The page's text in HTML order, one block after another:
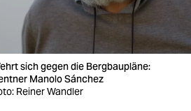
sich gegen die Bergbaupläne:
Manolo Sánchez
Reiner Wandler